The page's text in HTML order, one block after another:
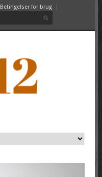
Betingelser for brug